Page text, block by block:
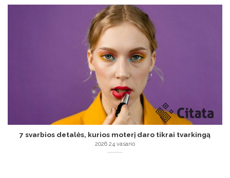
7 svarbios detalės, kurios moterį daro tikrai tvarkingą
2026 24 vasario